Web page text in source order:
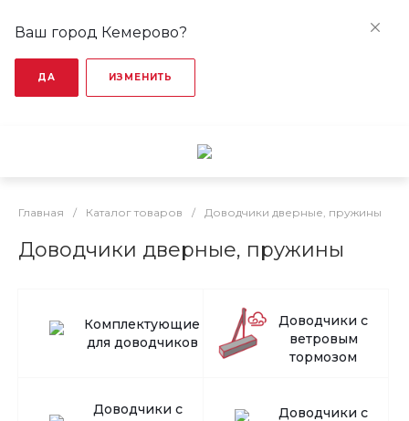
Ваш город Кемерово?
ДА ИЗМЕНИТЬ
Главная / Каталог товаров / Доводчики дверные, пружины
Доводчики дверные, пружины
Комплектующие
для доводчиков
Доводчики с
ветровым
тормозом
Доводчики с
Доводчики с